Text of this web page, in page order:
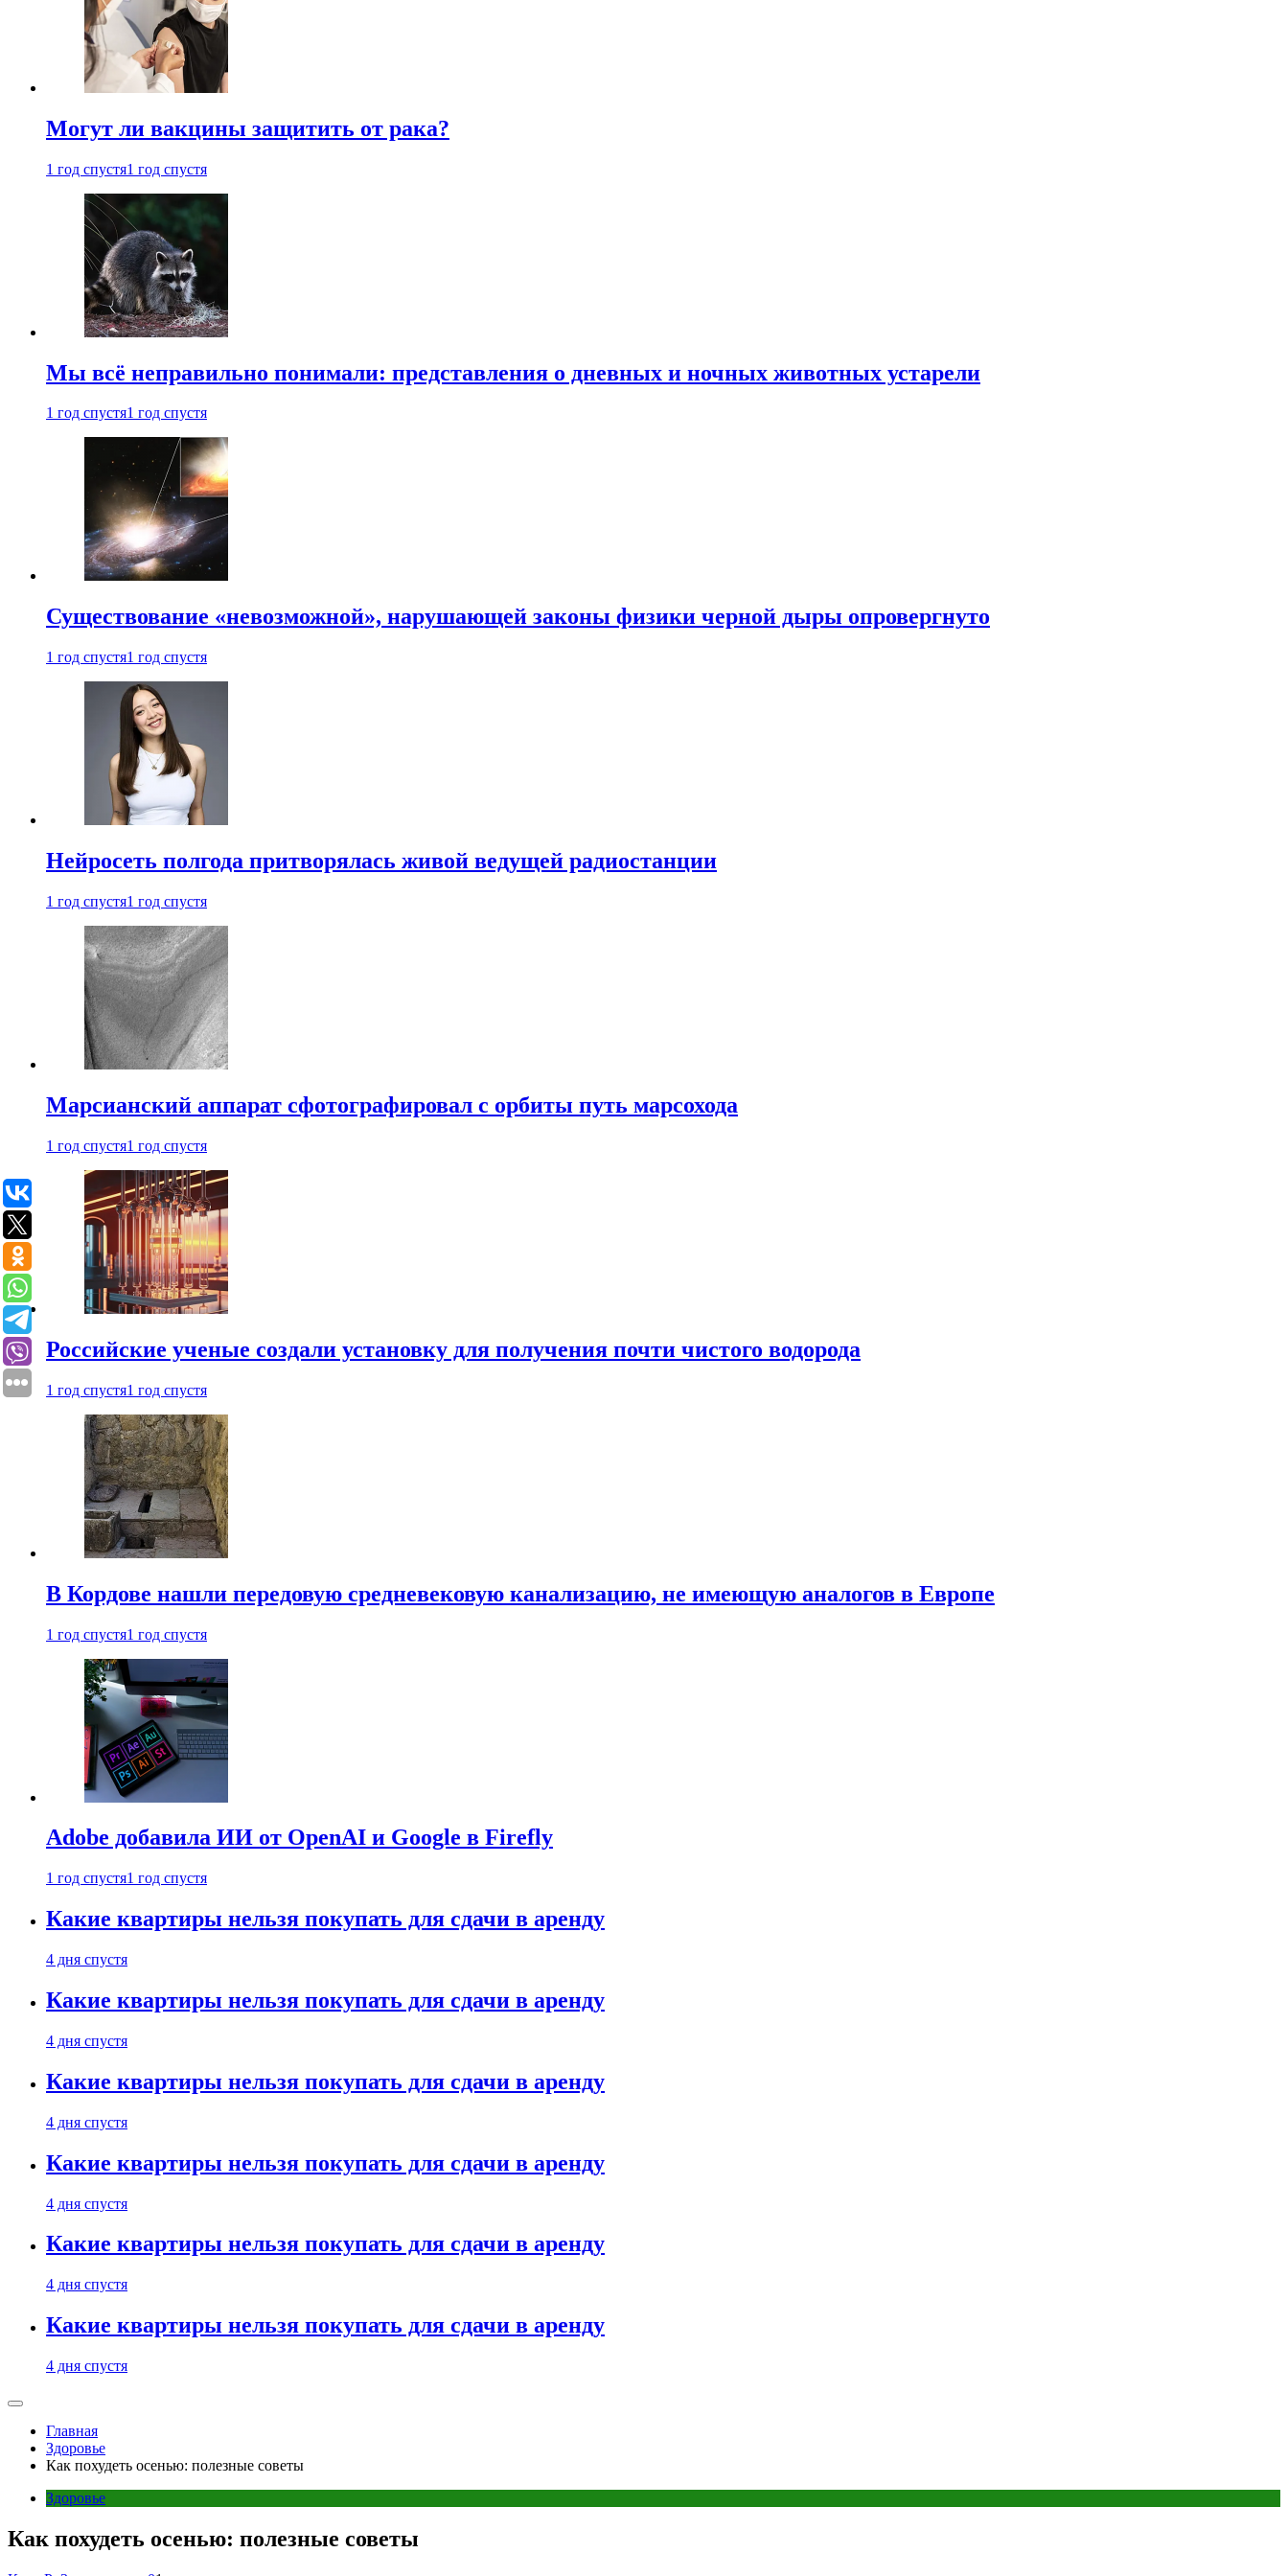
Могут ли вакцины защитить от рака?
1 год спустя1 год спустя
Мы всё неправильно понимали: представления о дневных и ночных животных устарели
1 год спустя1 год спустя
Существование «невозможной», нарушающей законы физики черной дыры опровергнуто
1 год спустя1 год спустя
Нейросеть полгода притворялась живой ведущей радиостанции
1 год спустя1 год спустя
Марсианский аппарат сфотографировал с орбиты путь марсохода
1 год спустя1 год спустя
Российские ученые создали установку для получения почти чистого водорода
1 год спустя1 год спустя
В Кордове нашли передовую средневековую канализацию, не имеющую аналогов в Европе
1 год спустя1 год спустя
Adobe добавила ИИ от OpenAI и Google в Firefly
1 год спустя1 год спустя
Какие квартиры нельзя покупать для сдачи в аренду
4 дня спустя
Какие квартиры нельзя покупать для сдачи в аренду
4 дня спустя
Какие квартиры нельзя покупать для сдачи в аренду
4 дня спустя
Какие квартиры нельзя покупать для сдачи в аренду
4 дня спустя
Какие квартиры нельзя покупать для сдачи в аренду
4 дня спустя
Какие квартиры нельзя покупать для сдачи в аренду
4 дня спустя
Главная
Здоровье
Как похудеть осенью: полезные советы
Здоровье
Как похудеть осенью: полезные советы